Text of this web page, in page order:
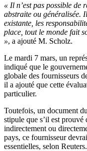
« Il n’est pas possible de
abstraite ou généralisée.
existante, les
place, tout le monde fait
», a ajouté M. Scholz.
Le mardi 7 mars, un
indiqué que le
globale des fournisseurs
il a ajouté que cette
particulier.
Toutefois, un document
stipule que s’il est
indirectement ou
pays, ce fournisseur
essentielles, selon Reuters.